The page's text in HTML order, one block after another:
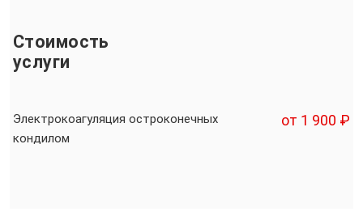
Стоимость
услуги
Электрокоагуляция остроконечных
кондилом
от 1 900 ₽